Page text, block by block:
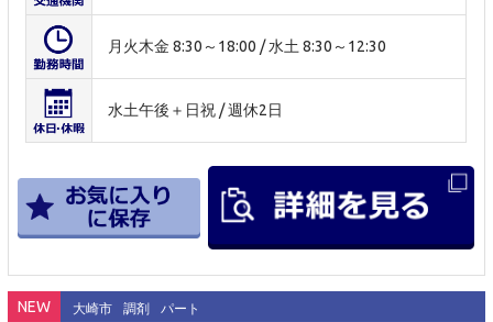
月火木金 8:30～18:00 / 水土 8:30～12:30
水土午後＋日祝 / 週休2日
NEW 大崎市 調剤 パート